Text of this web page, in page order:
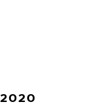
2020